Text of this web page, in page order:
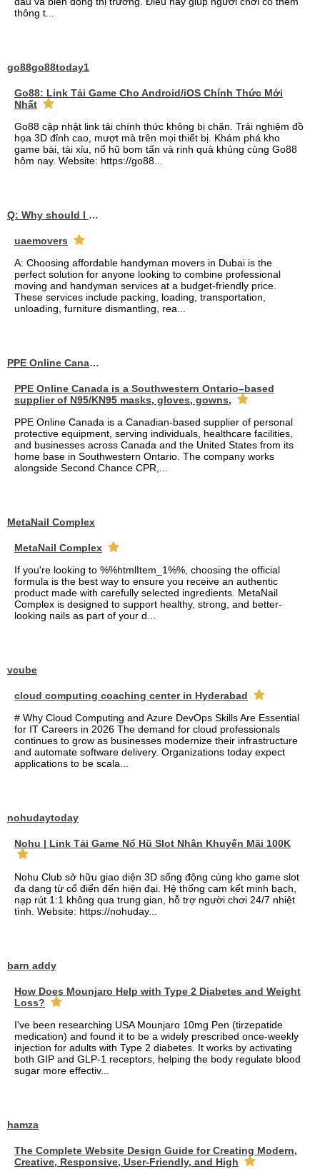
thông t...
go88go88today1
Go88: Link Tải Game Cho Android/iOS Chính Thức Mới
Nhất
Go88 cập nhật link tải chính thức không bị chặn. Trải nghiệm đồ
họa 3D đỉnh cao, mượt mà trên mọi thiết bị. Khám phá kho
game bài, tài xỉu, nổ hũ bom tấn và rinh quà khủng cùng Go88
hôm nay. Website: https://go88...
Q: Why should I choose affordable handyman movers in Dubai for my relocation and maintenance needs?
uaemovers
A: Choosing affordable handyman movers in Dubai is the
perfect solution for anyone looking to combine professional
moving and handyman services at a budget-friendly price.
These services include packing, loading, transportation,
unloading, furniture dismantling, rea...
PPE Online Canada – Bulk PPE Supplier | N95, Gloves, Masks & Medical Supplies
PPE Online Canada is a Southwestern Ontario–based
supplier of N95/KN95 masks, gloves, gowns,
PPE Online Canada is a Canadian-based supplier of personal
protective equipment, serving individuals, healthcare facilities,
and businesses across Canada and the United States from its
home base in Southwestern Ontario. The company works
alongside Second Chance CPR,...
MetaNail Complex
MetaNail Complex
If you're looking to %%htmlItem_1%%, choosing the official
formula is the best way to ensure you receive an authentic
product made with carefully selected ingredients. MetaNail
Complex is designed to support healthy, strong, and better-
looking nails as part of your d...
vcube
cloud computing coaching center in Hyderabad
# Why Cloud Computing and Azure DevOps Skills Are Essential
for IT Careers in 2026 The demand for cloud professionals
continues to grow as businesses modernize their infrastructure
and automate software delivery. Organizations today expect
applications to be scala...
nohudaytoday
Nohu | Link Tải Game Nổ Hũ Slot Nhận Khuyến Mãi 100K
Nohu Club sở hữu giao diện 3D sống động cùng kho game slot
đa dạng từ cổ điển đến hiện đại. Hệ thống cam kết minh bạch,
nạp rút 1:1 không qua trung gian, hỗ trợ người chơi 24/7 nhiệt
tình. Website: https://nohuday...
barn addy
How Does Mounjaro Help with Type 2 Diabetes and Weight
Loss?
I've been researching USA Mounjaro 10mg Pen (tirzepatide
medication) and found it to be a widely prescribed once-weekly
injection for adults with Type 2 diabetes. It works by activating
both GIP and GLP-1 receptors, helping the body regulate blood
sugar more effectiv...
hamza
The Complete Website Design Guide for Creating Modern,
Creative, Responsive, User-Friendly, and High